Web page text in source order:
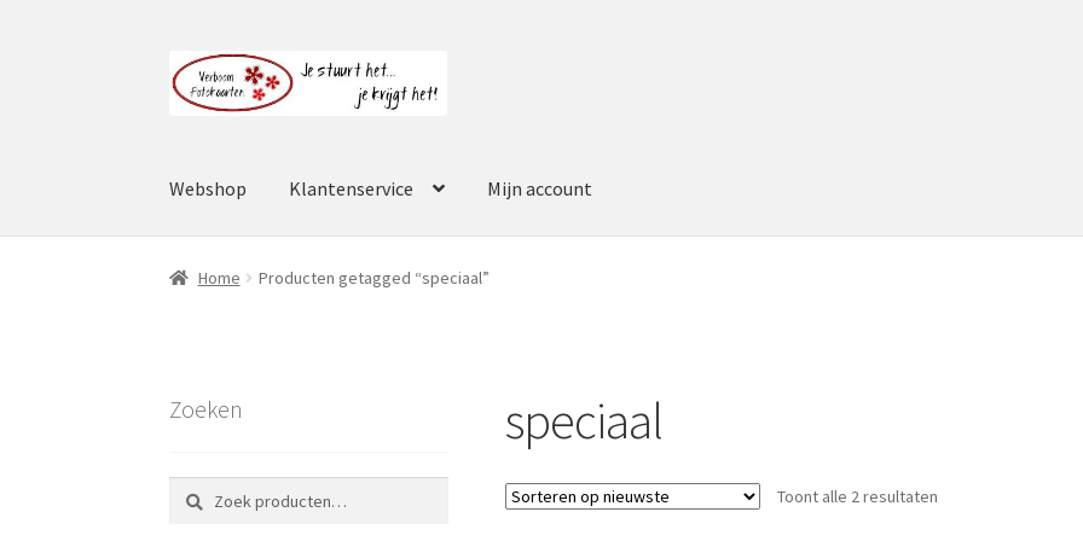
Ga
door
Ga
naar
Webshop Klantenservice Mijn account
Home Producten getagged “speciaal”
speciaal
Toont alle 2 resultaten
Zoeken
Zoeken
naar:
Zoeken